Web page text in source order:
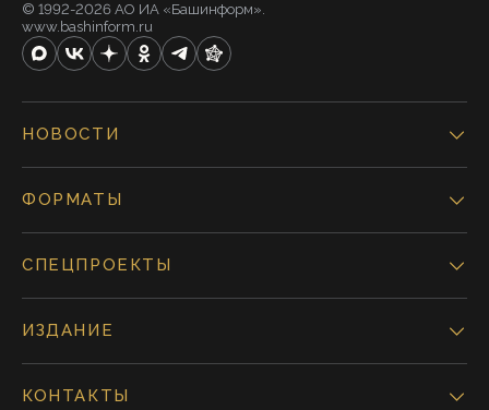
© 1992-2026 АО ИА «Башинформ».
www.bashinform.ru
НОВОСТИ
ФОРМАТЫ
СПЕЦПРОЕКТЫ
ИЗДАНИЕ
КОНТАКТЫ